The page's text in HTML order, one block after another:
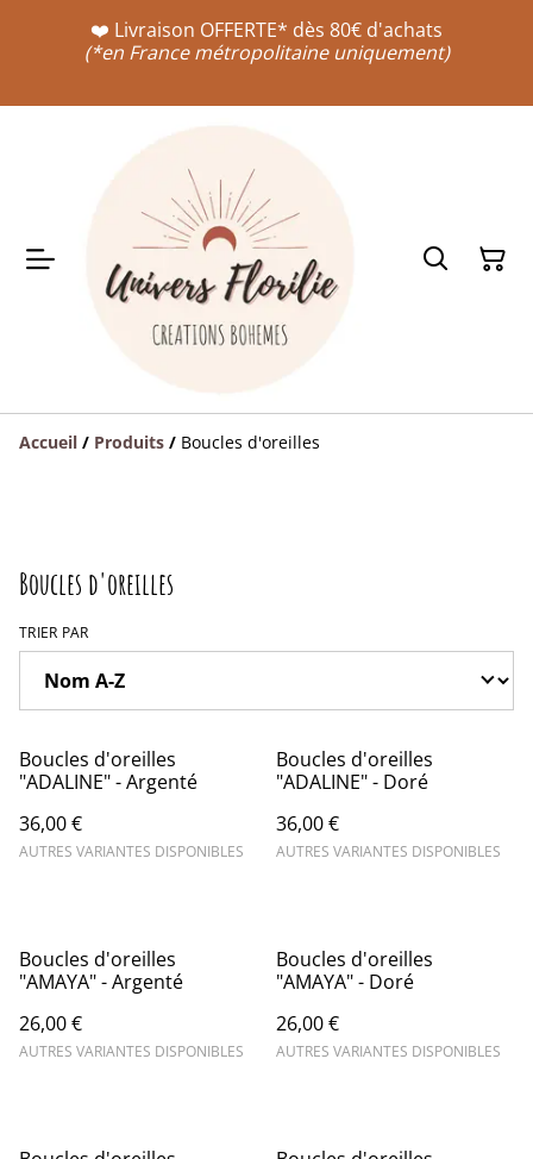
❤️ Livraison OFFERTE* dès 80€ d'achats
(*en France métropolitaine uniquement)
Accueil / Produits / Boucles d'oreilles
Boucles d'oreilles
TRIER PAR
Boucles d'oreilles
"ADALINE" - Argenté
36,00 €
AUTRES VARIANTES DISPONIBLES
Boucles d'oreilles
"ADALINE" - Doré
36,00 €
AUTRES VARIANTES DISPONIBLES
Boucles d'oreilles
"AMAYA" - Argenté
26,00 €
AUTRES VARIANTES DISPONIBLES
Boucles d'oreilles
"AMAYA" - Doré
26,00 €
AUTRES VARIANTES DISPONIBLES